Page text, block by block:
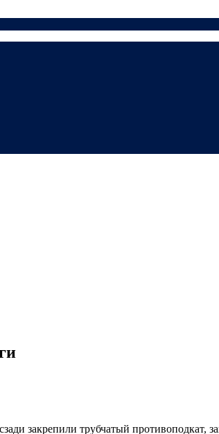
закрепили трубчатый противоподкат,